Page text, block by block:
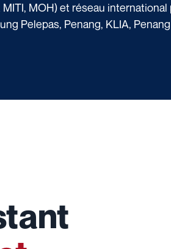
MITI, MOH) et réseau
Pelepas, Penang, KLIA,